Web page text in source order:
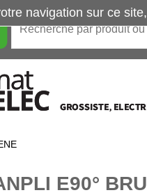
E90°
navigation sur ce